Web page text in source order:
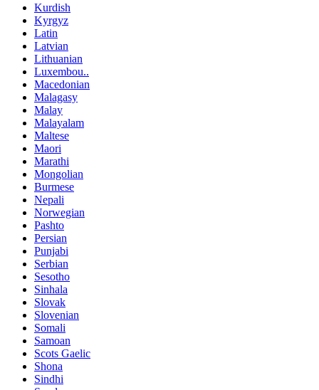
Kurdish
Kyrgyz
Latin
Latvian
Lithuanian
Luxembou..
Macedonian
Malagasy
Malay
Malayalam
Maltese
Maori
Marathi
Mongolian
Burmese
Nepali
Norwegian
Pashto
Persian
Punjabi
Serbian
Sesotho
Sinhala
Slovak
Slovenian
Somali
Samoan
Scots Gaelic
Shona
Sindhi